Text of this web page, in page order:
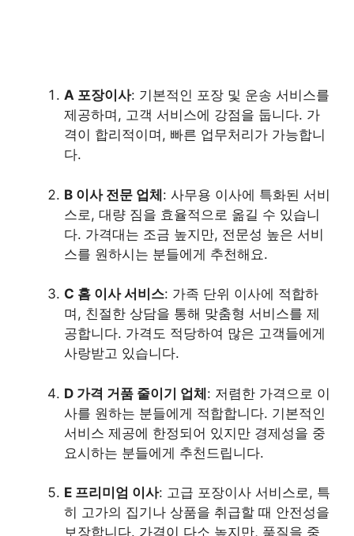
A 포장이사: 기본적인 포장 및 운송 서비스를
제공하며, 고객 서비스에 강점을 둡니다. 가
격이 합리적이며, 빠른 업무처리가 가능합니
다.
B 이사 전문 업체: 사무용 이사에 특화된 서비
스로, 대량 짐을 효율적으로 옮길 수 있습니
다. 가격대는 조금 높지만, 전문성 높은 서비
스를 원하시는 분들에게 추천해요.
C 홈 이사 서비스: 가족 단위 이사에 적합하
며, 친절한 상담을 통해 맞춤형 서비스를 제
공합니다. 가격도 적당하여 많은 고객들에게
사랑받고 있습니다.
D 가격 거품 줄이기 업체: 저렴한 가격으로 이
사를 원하는 분들에게 적합합니다. 기본적인
서비스 제공에 한정되어 있지만 경제성을 중
요시하는 분들에게 추천드립니다.
E 프리미엄 이사: 고급 포장이사 서비스로, 특
히 고가의 집기나 상품을 취급할 때 안전성을
보장합니다. 가격이 다소 높지만, 품질을 중